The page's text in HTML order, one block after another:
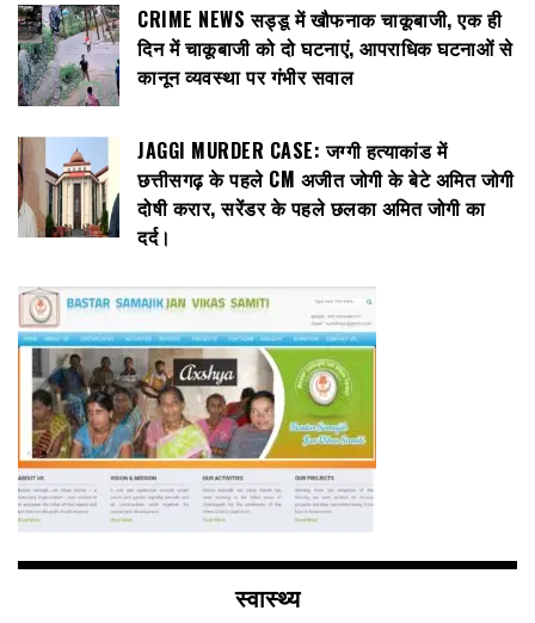
CRIME NEWS सड्डू में खौफनाक चाकूबाजी, एक ही
दिन में चाकूबाजी को दो घटनाएं, आपराधिक घटनाओं से
कानून व्यवस्था पर गंभीर सवाल
JAGGI MURDER CASE: जग्गी हत्याकांड में
छत्तीसगढ़ के पहले CM अजीत जोगी के बेटे अमित जोगी
दोषी करार, सरेंडर के पहले छलका अमित जोगी का
दर्द।
स्वास्थ्य